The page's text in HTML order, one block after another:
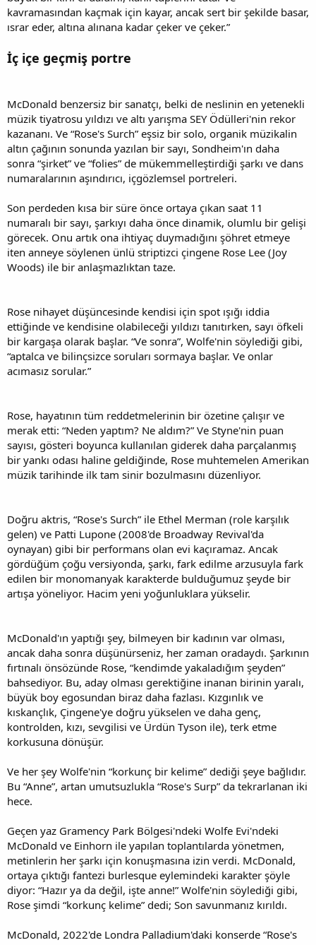
kavramasından kaçmak için kayar, ancak sert bir şekilde basar,
ısrar eder, altına alınana kadar çeker ve çeker.”
İç içe geçmiş portre
McDonald benzersiz bir sanatçı, belki de neslinin en yetenekli
müzik tiyatrosu yıldızı ve altı yarışma SEY Ödülleri'nin rekor
kazananı. Ve “Rose's Surch” eşsiz bir solo, organik müzikalin
altın çağının sonunda yazılan bir sayı, Sondheim'ın daha
sonra “şirket” ve “folies” de mükemmelleştirdiği şarkı ve dans
numaralarının aşındırıcı, içgözlemsel portreleri.
Son perdeden kısa bir süre önce ortaya çıkan saat 11
numaralı bir sayı, şarkıyı daha önce dinamik, olumlu bir gelişi
görecek. Onu artık ona ihtiyaç duymadığını şöhret etmeye
iten anneye söylenen ünlü striptizci çingene Rose Lee (Joy
Woods) ile bir anlaşmazlıktan taze.
Rose nihayet düşüncesinde kendisi için spot ışığı iddia
ettiğinde ve kendisine olabileceği yıldızı tanıtırken, sayı öfkeli
bir kargaşa olarak başlar. “Ve sonra”, Wolfe'nin söylediği gibi,
“aptalca ve bilinçsizce soruları sormaya başlar. Ve onlar
acımasız sorular.”
Rose, hayatının tüm reddetmelerinin bir özetine çalışır ve
merak etti: “Neden yaptım? Ne aldım?” Ve Styne'nin puan
sayısı, gösteri boyunca kullanılan giderek daha parçalanmış
bir yankı odası haline geldiğinde, Rose muhtemelen Amerikan
müzik tarihinde ilk tam sinir bozulmasını düzenliyor.
Doğru aktris, “Rose's Surch” ile Ethel Merman (role karşılık
gelen) ve Patti Lupone (2008'de Broadway Revival'da
oynayan) gibi bir performans olan evi kaçıramaz. Ancak
gördüğüm çoğu versiyonda, şarkı, fark edilme arzusuyla fark
edilen bir monomanyak karakterde bulduğumuz şeyde bir
artışa yöneliyor. Hacim yeni yoğunluklara yükselir.
McDonald'ın yaptığı şey, bilmeyen bir kadının var olması,
ancak daha sonra düşünürseniz, her zaman oradaydı. Şarkının
fırtınalı önsözünde Rose, “kendimde yakaladığım şeyden”
bahsediyor. Bu, aday olması gerektiğine inanan birinin yaralı,
büyük boy egosundan biraz daha fazlası. Kızgınlık ve
kıskançlık, Çingene'ye doğru yükselen ve daha genç,
kontrolden, kızı, sevgilisi ve Ürdün Tyson ile), terk etme
korkusuna dönüşür.
Ve her şey Wolfe'nin “korkunç bir kelime” dediği şeye bağlıdır.
Bu “Anne”, artan umutsuzlukla “Rose's Surp” da tekrarlanan iki
hece.
Geçen yaz Gramency Park Bölgesi'ndeki Wolfe Evi'ndeki
McDonald ve Einhorn ile yapılan toplantılarda yönetmen,
metinlerin her şarkı için konuşmasına izin verdi. McDonald,
ortaya çıktığı fantezi burlesque eylemindeki karakter şöyle
diyor: “Hazır ya da değil, işte anne!” Wolfe'nin söylediği gibi,
Rose şimdi “korkunç kelime” dedi; Son savunmanız kırıldı.
McDonald, 2022'de Londra Palladium'daki konserde “Rose's